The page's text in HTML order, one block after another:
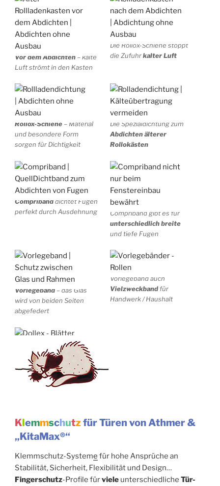
Vor dem Abdichten– kalte
Luft strömt in den Kasten
Die Rollox-Schiene stoppt
die Zufuhrkalter Luft
Rollox-Schiene– Material
und besondere Form
sorgen für Dichtigkeit
Die Spezialdichtung zum
Abdichten älterer
Rollokästen
Compribanddichtet Fugen
perfekt durch Ausdehnung
Compriband gibt es für
unterschiedlich breite
und tiefe Fugen
Vorlegeband– das Glas
wird von beiden Seiten
abgefedert
Vorlegeband auch
Vielzweckbandfür
Handwerk / Haushalt
Klemmschutzfür Türen von Athmer &
„KitaMax®“
Klemmschutz-Systeme für hohe Ansprüche an
Stabilität, Sicherheit, Flexibilität und Design…
Fingerschutz-Profile fürviele unterschiedliche Tür-